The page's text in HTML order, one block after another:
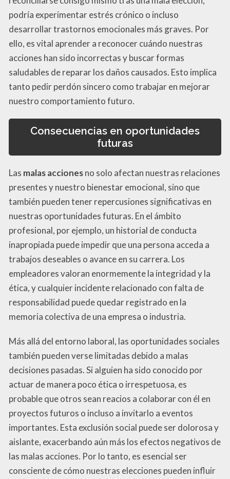
podría experimentar estrés crónico o incluso
desarrollar trastornos emocionales más graves. Por
ello, es vital aprender a reconocer cuándo nuestras
acciones han sido incorrectas y buscar formas
saludables de reparar los daños causados. Esto implica
tanto pedir perdón sincero como trabajar en mejorar
nuestro comportamiento futuro.
Consecuencias en oportunidades
futuras
Las malas accionesno solo afectan nuestras relaciones
presentes y nuestro bienestar emocional, sino que
también pueden tener repercusiones significativas en
nuestras oportunidades futuras. En el ámbito
profesional, por ejemplo, un historial de conducta
inapropiada puede impedir que una persona acceda a
trabajos deseables o avance en su carrera. Los
empleadores valoran enormemente la integridad y la
ética, y cualquier incidente relacionado con falta de
responsabilidad puede quedar registrado en la
memoria colectiva de una empresa o industria.
Más allá del entorno laboral, las oportunidades sociales
también pueden verse limitadas debido a malas
decisiones pasadas. Si alguien ha sido conocido por
actuar de manera poco ética o irrespetuosa, es
probable que otros sean reacios a colaborar con él en
proyectos futuros o incluso a invitarlo a eventos
importantes. Esta exclusión social puede ser dolorosa y
aislante, exacerbando aún más los efectos negativos de
las malas acciones. Por lo tanto, es esencial ser
consciente de cómo nuestras elecciones pueden influir